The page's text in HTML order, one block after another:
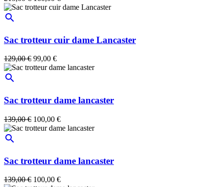
search
Sac trotteur cuir dame Lancaster
129,00 € 99,00 €
search
Sac trotteur dame lancaster
139,00 € 100,00 €
search
Sac trotteur dame lancaster
139,00 € 100,00 €